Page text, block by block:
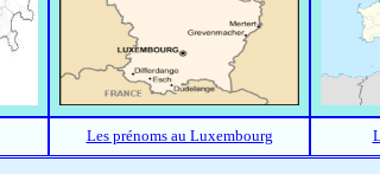
Les prénoms au Luxembourg